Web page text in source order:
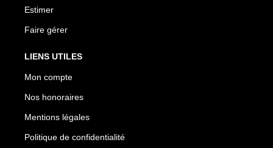
Estimer
Faire gérer
LIENS UTILES
Mon compte
Nos honoraires
Mentions légales
Politique de confidentialité